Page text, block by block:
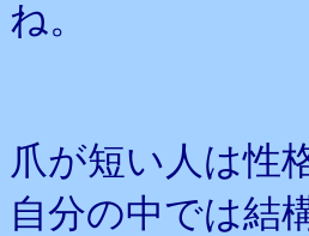
ね。
爪が短い人は性
自分の中では結